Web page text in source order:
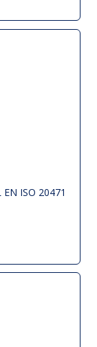
EN ISO 20471